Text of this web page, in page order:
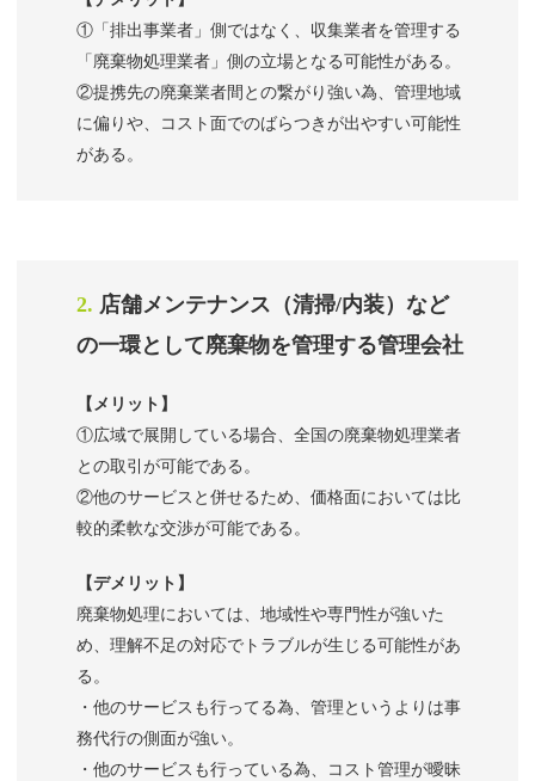
①「排出事業者」側ではなく、収集業者を管理する
「廃棄物処理業者」側の立場となる可能性がある。
②提携先の廃棄業者間との繋がり強い為、管理地域
に偏りや、コスト面でのばらつきが出やすい可能性
がある。
2. 店舗メンテナンス（清掃/内装）など
の一環として廃棄物を管理する管理会社
【メリット】
①広域で展開している場合、全国の廃棄物処理業者
との取引が可能である。
②他のサービスと併せるため、価格面においては比
較的柔軟な交渉が可能である。
【デメリット】
廃棄物処理においては、地域性や専門性が強いた
め、理解不足の対応でトラブルが生じる可能性があ
る。
・他のサービスも行ってる為、管理というよりは事
務代行の側面が強い。
・他のサービスも行っている為、コスト管理が曖昧